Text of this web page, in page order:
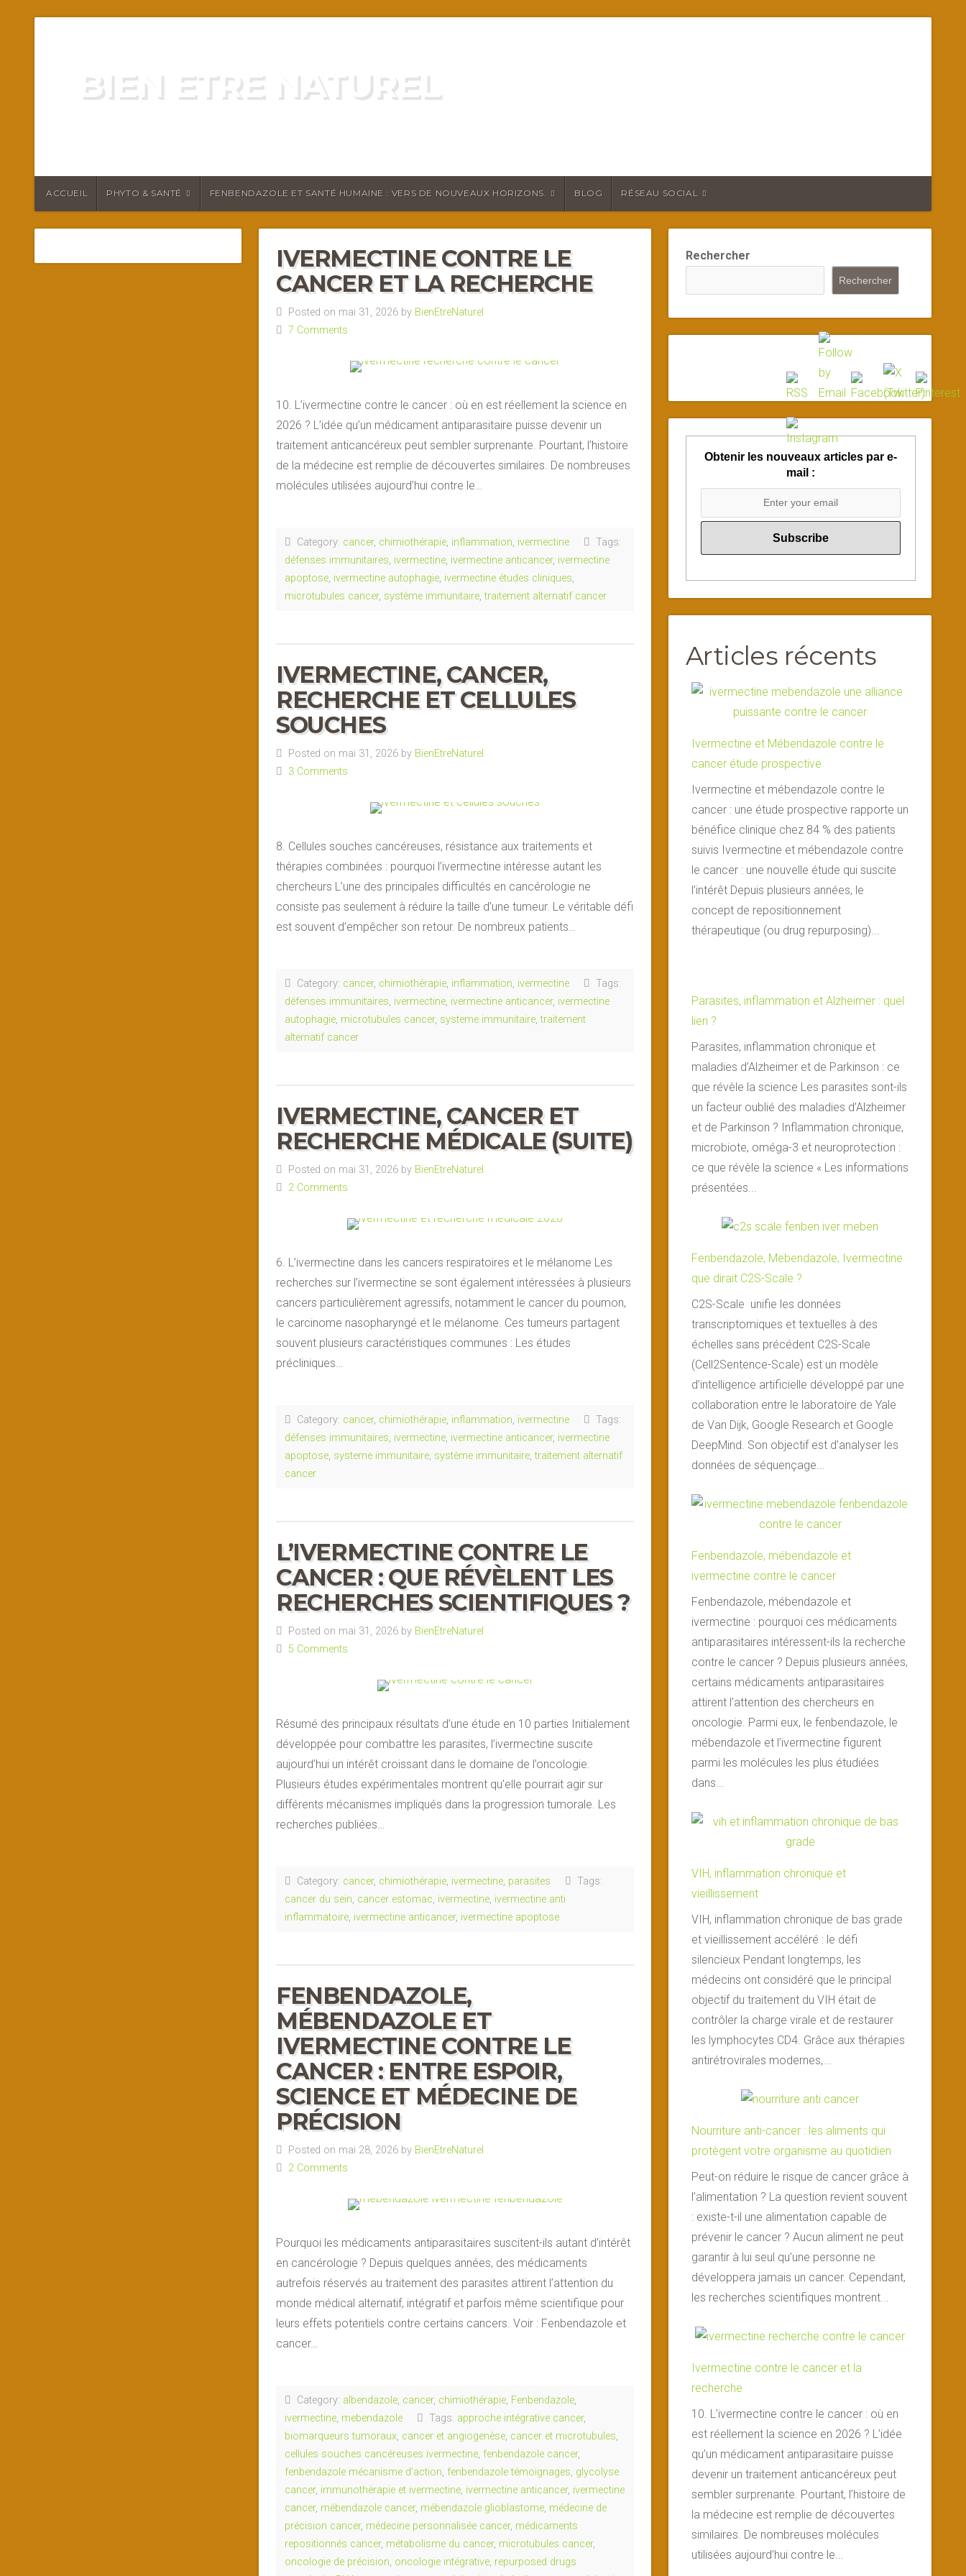
BIEN ETRE NATUREL
ACCUEIL PHYTO & SANTÉ FENBENDAZOLE ET SANTÉ HUMAINE : VERS DE NOUVEAUX HORIZONS. BLOG RÉSEAU SOCIAL
IVERMECTINE CONTRE LE
CANCER ET LA RECHERCHE
Posted on mai 31, 2026 by BienEtreNaturel
7 Comments
10. L’ivermectine contre le cancer : où en est réellement la science en
2026 ? L’idée qu’un médicament antiparasitaire puisse devenir un
traitement anticancéreux peut sembler surprenante. Pourtant, l’histoire
de la médecine est remplie de découvertes similaires. De nombreuses
molécules utilisées aujourd’hui contre le…
Category: cancer, chimiothérapie, inflammation, ivermectine
Tags:
défenses immunitaires, ivermectine, ivermectine anticancer, ivermectine
apoptose, ivermectine autophagie, ivermectine études cliniques,
microtubules cancer, système immunitaire,traitement alternatif cancer
IVERMECTINE, CANCER,
RECHERCHE ET CELLULES
SOUCHES
Posted on mai 31, 2026 by BienEtreNaturel
3 Comments
8. Cellules souches cancéreuses, résistance aux traitements et
thérapies combinées : pourquoi l’ivermectine intéresse autant les
chercheurs L’une des principales difficultés en cancérologie ne
consiste pas seulement à réduire la taille d’une tumeur. Le véritable défi
est souvent d’empêcher son retour. De nombreux patients…
Category: cancer, chimiothérapie, inflammation, ivermectine
Tags:
défenses immunitaires, ivermectine, ivermectine anticancer, ivermectine
autophagie, microtubules cancer, systeme immunitaire,traitement
alternatif cancer
IVERMECTINE, CANCER ET
RECHERCHE MÉDICALE (SUITE)
Posted on mai 31, 2026 by BienEtreNaturel
2 Comments
6. L’ivermectine dans les cancers respiratoires et le mélanome Les
recherches sur l’ivermectine se sont également intéressées à plusieurs
cancers particulièrement agressifs, notamment le cancer du poumon,
le carcinome nasopharyngé et le mélanome. Ces tumeurs partagent
souvent plusieurs caractéristiques communes : Les études
précliniques…
Category: cancer, chimiothérapie, inflammation, ivermectine
Tags:
défenses immunitaires, ivermectine, ivermectine anticancer, ivermectine
apoptose, systeme immunitaire, système immunitaire,traitement alternatif
cancer
L’IVERMECTINE CONTRE LE
CANCER : QUE RÉVÈLENT LES
RECHERCHES SCIENTIFIQUES ?
Posted on mai 31, 2026 by BienEtreNaturel
5 Comments
Résumé des principaux résultats d’une étude en 10 parties Initialement
développée pour combattre les parasites, l’ivermectine suscite
aujourd’hui un intérêt croissant dans le domaine de l’oncologie.
Plusieurs études expérimentales montrent qu’elle pourrait agir sur
différents mécanismes impliqués dans la progression tumorale. Les
recherches publiées…
Category: cancer, chimiothérapie, ivermectine, parasites
Tags:
cancer du sein, cancer estomac, ivermectine, ivermectine anti
inflammatoire, ivermectine anticancer, ivermectine apoptose
FENBENDAZOLE,
MÉBENDAZOLE ET
IVERMECTINE CONTRE LE
CANCER : ENTRE ESPOIR,
SCIENCE ET MÉDECINE DE
PRÉCISION
Posted on mai 28, 2026 by BienEtreNaturel
2 Comments
Pourquoi les médicaments antiparasitaires suscitent-ils autant d’intérêt
en cancérologie ? Depuis quelques années, des médicaments
autrefois réservés au traitement des parasites attirent l’attention du
monde médical alternatif, intégratif et parfois même scientifique pour
leurs effets potentiels contre certains cancers. Voir : Fenbendazole et
cancer…
Category: albendazole, cancer, chimiothérapie, Fenbendazole,
ivermectine, mebendazole Tags: approche intégrative cancer,
biomarqueurs tumoraux, cancer et angiogenèse, cancer et microtubules,
cellules souches cancéreuses ivermectine, fenbendazole cancer,
fenbendazole mécanisme d’action, fenbendazole témoignages, glycolyse
cancer, immunothérapie et ivermectine, ivermectine anticancer, ivermectine
cancer, mébendazole cancer, mébendazole glioblastome, médecine de
précision cancer, médecine personnalisée cancer, médicaments
repositionnés cancer, métabolisme du cancer, microtubules cancer,
oncologie de précision, oncologie intégrative, repurposed drugs
Rechercher
Rechercher
Obtenir les nouveaux articles par e-
mail :
Articles récents
Ivermectine et Mébendazole contre le
cancer étude prospective
Ivermectine et mébendazole contre le
cancer : une étude prospective rapporte un
bénéfice clinique chez 84 % des patients
suivis Ivermectine et mébendazole contre
le cancer : une nouvelle étude qui suscite
l’intérêt Depuis plusieurs années, le
concept de repositionnement
thérapeutique (ou drug repurposing)...
Parasites, inflammation et Alzheimer : quel
lien ?
Parasites, inflammation chronique et
maladies d’Alzheimer et de Parkinson : ce
que révèle la science Les parasites sont-ils
un facteur oublié des maladies d’Alzheimer
et de Parkinson ? Inflammation chronique,
microbiote, oméga-3 et neuroprotection :
ce que révèle la science « Les informations
présentées...
Fenbendazole, Mebendazole, Ivermectine
que dirait C2S-Scale ?
C2S-Scale unifie les données
transcriptomiques et textuelles à des
échelles sans précédent C2S-Scale
(Cell2Sentence-Scale) est un modèle
d’intelligence artificielle développé par une
collaboration entre le laboratoire de Yale
de Van Dijk, Google Research et Google
DeepMind. Son objectif est d’analyser les
données de séquençage...
Fenbendazole, mébendazole et
ivermectine contre le cancer
Fenbendazole, mébendazole et
ivermectine : pourquoi ces médicaments
antiparasitaires intéressent-ils la recherche
contre le cancer ? Depuis plusieurs années,
certains médicaments antiparasitaires
attirent l’attention des chercheurs en
oncologie. Parmi eux, le fenbendazole, le
mébendazole et l’ivermectine figurent
parmi les molécules les plus étudiées
dans...
VIH, inflammation chronique et
vieillissement
VIH, inflammation chronique de bas grade
et vieillissement accéléré : le défi
silencieux Pendant longtemps, les
médecins ont considéré que le principal
objectif du traitement du VIH était de
contrôler la charge virale et de restaurer
les lymphocytes CD4. Grâce aux thérapies
antirétrovirales modernes,...
Nourriture anti-cancer : les aliments qui
protègent votre organisme au quotidien
Peut-on réduire le risque de cancer grâce à
l’alimentation ? La question revient souvent
: existe-t-il une alimentation capable de
prévenir le cancer ? Aucun aliment ne peut
garantir à lui seul qu’une personne ne
développera jamais un cancer. Cependant,
les recherches scientifiques montrent...
Ivermectine contre le cancer et la
recherche
10. L’ivermectine contre le cancer : où en
est réellement la science en 2026 ? L’idée
qu’un médicament antiparasitaire puisse
devenir un traitement anticancéreux peut
sembler surprenante. Pourtant, l’histoire de
la médecine est remplie de découvertes
similaires. De nombreuses molécules
utilisées aujourd’hui contre le...